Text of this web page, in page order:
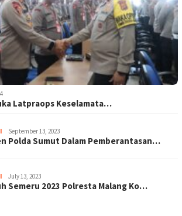
Latpraops Keselamata…
September 13, 2023
Polda Sumut Dalam Pemberantasan…
July 13, 2023
Semeru 2023 Polresta Malang Ko…